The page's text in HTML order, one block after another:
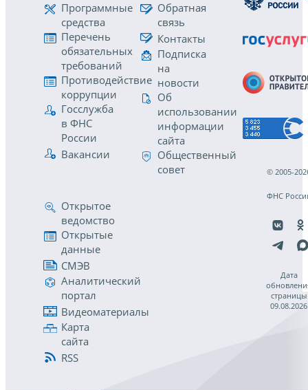
Программные
средства
Перечень
обязательных
требований
Противодействие
коррупции
Госслужба
в ФНС
России
Вакансии
Обратная
связь
Контакты
Подписка
на
новости
Об
использовании
информации
сайта
Общественный
совет
Открытое
ведомство
Открытые
данные
СМЭВ
Аналитический
портал
Видеоматериалы
Карта
сайта
RSS
© 2005-
ФНС
Дата
страницы
09.08.2026